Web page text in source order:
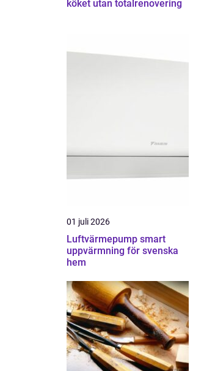
köket utan totalrenovering
01 juli 2026
Luftvärmepump smart
uppvärmning för svenska
hem